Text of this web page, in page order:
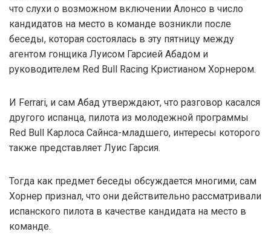
что слухи о возможном включении Алонсо в число
кандидатов на место в команде возникли после
беседы, которая состоялась в эту пятницу между
агентом гонщика Луисом Гарсией Абадом и
руководителем Red Bull Racing Кристианом Хорнером.
И Ferrari, и сам Абад утверждают, что разговор касался
другого испанца, пилота из молодежной программы
Red Bull Карлоса Сайнса-младшего, интересы которого
также представляет Луис Гарсия.
Тогда как предмет беседы обсуждается многими, сам
Хорнер признал, что они действительно рассматривали
испанского пилота в качестве кандидата на место в
команде.